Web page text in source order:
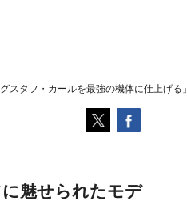
スタフ・カールを最強の機体に仕上げる」
魅せられたモデ